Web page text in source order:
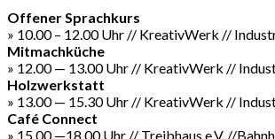
Offener Sprachkurs
» 10.00 – 12.00 Uhr // KreativWerk //
Mitmachküche
» 12.00 — 13.00 Uhr // KreativWerk //
Holzwerkstatt
» 13.00 — 15.30 Uhr // KreativWerk //
Café Connect
» 15.00 —18.00 Uhr // Treibhaus e.V. //